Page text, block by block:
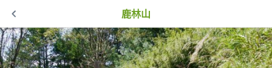
鹿林山